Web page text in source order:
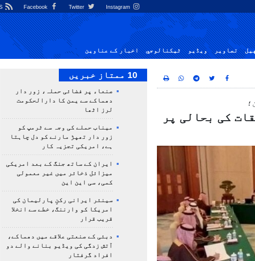
Instagram
تصاوير ویڈیو ٹيكنالوجي اخبار کے عناوین
کی بحالی پر
10 ممتاز خبریں
صنعاء پر فضائی حملہ، زور دار
دھماکے سے یمن کا دارالحکومت
لرز اٹھا
میناب حملے کی وجہ سے ٹرمپ کو
زور دار تھپڑ مارنے کو دل چاہتا
ہے، امریکی تجزیہ کار
ایران کے ساتھ جنگ کے بعد امریکی
میزائل ذخائر میں غیر معمولی
کمی، سی این این
سینئر ایرانی رکنِ پارلیمان کی
امریکا کو وارننگ، خطے سے انخلا
قریب قرار
دبئی کے صنعتی علاقے میں دھماکے،
آتش زدگی کی ویڈیو بنانے والے دو
افراد گرفتار